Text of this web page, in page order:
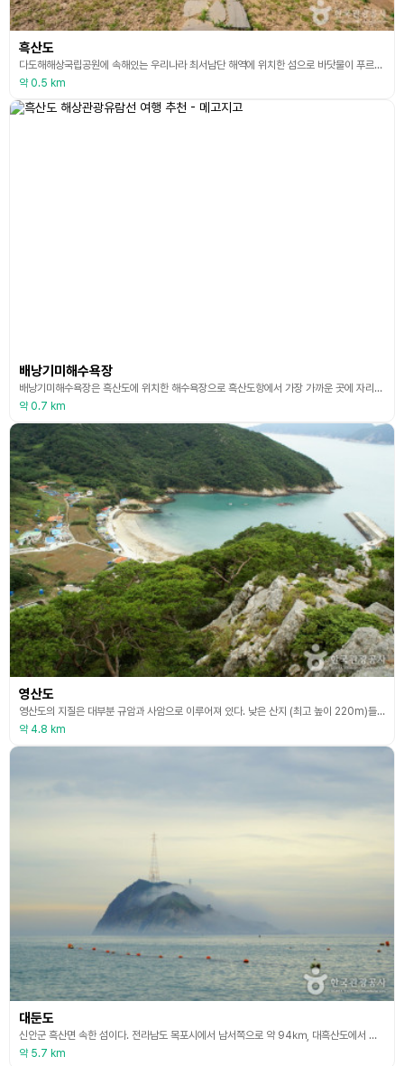
흑산도
다도해해상국립공원에 속해있는 우리나라 최서남단 해역에 위치한 섬으로 바닷물이 푸르다 못해 검다 해서 흑산도라 불린다. 흑산도 예리항은 동지나해와 서남단 인근 어장의 전진기지로 중국 어선들이 많이 입출항하고 있고 최서남단 소흑산도(가거도)는 어업전진기지로 개발되고 있다. 해안을 따라 놓여있는 24km의 일주도로가 닦여져 있어 섬 전역을 한 바퀴 돌며 흑산도의 아름다운 자연과 문화유적을 볼 수 있어 섬 여행의 제맛을 느낄 수 있다. 대흑산도를 중심으로
약 0.5 km
배낭기미해수욕장
배낭기미해수욕장은 흑산도에 위치한 해수욕장으로 흑산도항에서 가장 가까운 곳에 자리하여 많은 피서객들이 찾는다. 배낭기미는 큰 바다라는 의미를 담고 있는데 이름처럼 탁 트인 바다 전경을 볼 수 있다. 또한 호수처럼 잔잔한 분위기에 주위가 몽돌 자갈밭으로 이루어져 있고 드넓은 해송이 천연 파라솔 역할을 해주어 여름철 피서를 시원하게 즐길 수 있다. 인근에 해상관광유람선, 깃대봉, 영산도 등의 관광지가 있다.
약 0.7 km
영산도
영산도의 지질은 대부분 규암과 사암으로 이루어져 있다. 낮은 산지 (최고 높이 220m)들이 남동해안 쪽으로 급경사의 사면을 이루는 반면, 북서쪽으로는 경사가 완만해지면서 해안지역에서는 갑과 만을 이룬다. 북서해안을 제외한 대부분의 해안은 암석해안으로 단애를 이루는 해식애가 발달하였다. 주요 어획물로는 잡어, 장어, 전복, 농어 등이 있고, 전복 양식도 한다. 취락은 북서해안의 만입부에 집중하여 있으며, 만입구에 선착장이 있다. 영산화가 많이 핀다고
약 4.8 km
대둔도
신안군 흑산면 속한 섬이다. 전라남도 목포시에서 남서쪽으로 약 94㎞, 대흑산도에서 북서쪽으로 약 3.2㎞ 떨어져 있다. 대둔도섬의 최고봉인 성암산(163m)이며, 남쪽에 있는 오리 일대의 평야를 제외하면 높지는 않으나 비교적 경사가 급한 산지로 이루어져 있다. 해안은 곳곳에 만과 갑이 발달하여 드나듦이 비교적 심하고 기후는 대체로 따뜻하고 비가 많으며 경지면적은 얼마 되지 않고 임야가 대부분이다. 농작물로는 보리, 고구마, 감자, 콩, 마늘 등이 약간
약 5.7 km